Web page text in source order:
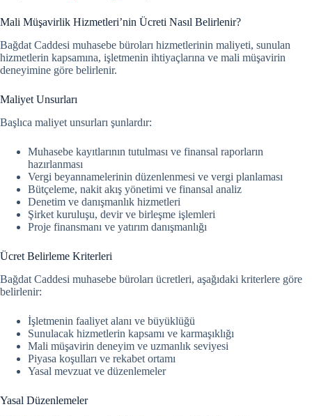
Mali Müşavirlik Hizmetleri’nin Ücreti Nasıl Belirlenir?
Bağdat Caddesi muhasebe büroları hizmetlerinin maliyeti, sunulan
hizmetlerin kapsamına, işletmenin ihtiyaçlarına ve mali müşavirin
deneyimine göre belirlenir.
Maliyet Unsurları
Başlıca maliyet unsurları şunlardır:
Muhasebe kayıtlarının tutulması ve finansal raporların
hazırlanması
Vergi beyannamelerinin düzenlenmesi ve vergi planlaması
Bütçeleme, nakit akış yönetimi ve finansal analiz
Denetim ve danışmanlık hizmetleri
Şirket kuruluşu, devir ve birleşme işlemleri
Proje finansmanı ve yatırım danışmanlığı
Ücret Belirleme Kriterleri
Bağdat Caddesi muhasebe büroları ücretleri, aşağıdaki kriterlere göre
belirlenir:
İşletmenin faaliyet alanı ve büyüklüğü
Sunulacak hizmetlerin kapsamı ve karmaşıklığı
Mali müşavirin deneyim ve uzmanlık seviyesi
Piyasa koşulları ve rekabet ortamı
Yasal mevzuat ve düzenlemeler
Yasal Düzenlemeler